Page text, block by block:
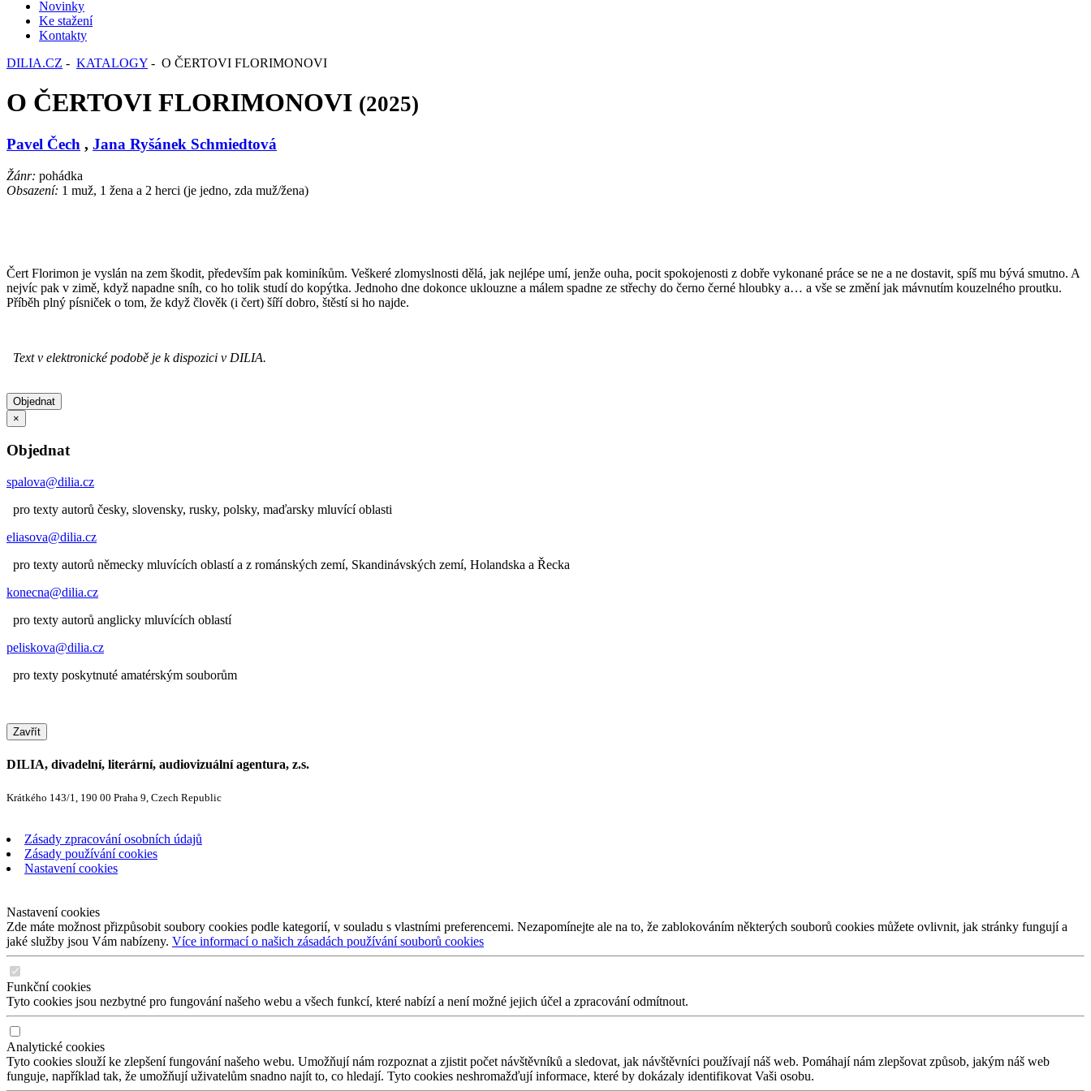
Novinky
Ke stažení
Kontakty
DILIA.CZ - KATALOGY - O ČERTOVI FLORIMONOVI
O ČERTOVI FLORIMONOVI (2025)
Pavel Čech , Jana Ryšánek Schmiedtová
Žánr: pohádka
Obsazení: 1 muž, 1 žena a 2 herci (je jedno, zda muž/žena)
Čert Florimon je vyslán na zem škodit, především pak kominíkům. Veškeré zlomyslnosti dělá, jak nejlépe umí, jenže ouha, pocit spokojenosti z dobře vykonané práce se ne a ne dostavit, spíš mu bývá smutno. A
nejvíc pak v zimě, když napadne sníh, co ho tolik studí do kopýtka. Jednoho dne dokonce uklouzne a málem spadne ze střechy do černo černé hloubky a… a vše se změní jak mávnutím kouzelného proutku.
Příběh plný písniček o tom, že když člověk (i čert) šíří dobro, štěstí si ho najde.
Text v elektronické podobě je k dispozici v DILIA.
Objednat
×
Objednat
spalova@dilia.cz
pro texty autorů česky, slovensky, rusky, polsky, maďarsky mluvící oblasti
eliasova@dilia.cz
pro texty autorů německy mluvících oblastí a z románských zemí, Skandinávských zemí, Holandska a Řecka
konecna@dilia.cz
pro texty autorů anglicky mluvících oblastí
peliskova@dilia.cz
pro texty poskytnuté amatérským souborům
Zavřít
DILIA, divadelní, literární, audiovizuální agentura, z.s.
Krátkého 143/1, 190 00 Praha 9, Czech Republic
Zásady zpracování osobních údajů
Zásady používání cookies
Nastavení cookies
Nastavení cookies
Zde máte možnost přizpůsobit soubory cookies podle kategorií, v souladu s vlastními preferencemi. Nezapomínejte ale na to, že zablokováním některých souborů cookies můžete ovlivnit, jak stránky fungují a
jaké služby jsou Vám nabízeny. Více informací o našich zásadách používání souborů cookies
Funkční cookies
Tyto cookies jsou nezbytné pro fungování našeho webu a všech funkcí, které nabízí a není možné jejich účel a zpracování odmítnout.
Analytické cookies
Tyto cookies slouží ke zlepšení fungování našeho webu. Umožňují nám rozpoznat a zjistit počet návštěvníků a sledovat, jak návštěvníci používají náš web. Pomáhají nám zlepšovat způsob, jakým náš web
funguje, například tak, že umožňují uživatelům snadno najít to, co hledají. Tyto cookies neshromažďují informace, které by dokázaly identifikovat Vaši osobu.